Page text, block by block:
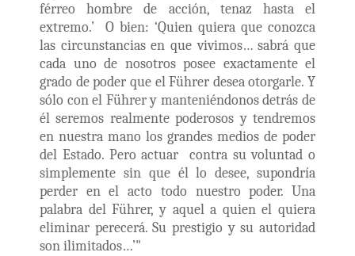
férreo hombre de acción, tenaz hasta el
extremo.’
O bien: ‘Quien quiera que conozca
las circunstancias en que vivimos… sabrá que
cada uno de nosotros posee exactamente el
grado de poder que el Führer desea otorgarle. Y
sólo con el Führer y manteniéndonos detrás de
él seremos realmente poderosos y tendremos
en nuestra mano los grandes medios de poder
del Estado. Pero actuar
contra su voluntad o
simplemente sin que él lo desee, supondría
perder en el acto todo nuestro poder. Una
palabra del Führer, y aquel a quien el quiera
eliminar perecerá. Su prestigio y su autoridad
son ilimitados…’"